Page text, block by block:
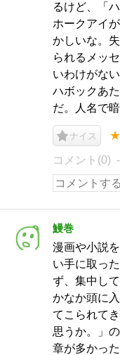
るけど、「
ホークアイ
かしいな。
られるメッ
いわけがな
ハボックあ
だ。人名で
ナイス
コメント(0)
鰻巻
漫画や小説
い手に取っ
ず、集中し
かなか頭に
てこられて
思うか。」
章が多かった